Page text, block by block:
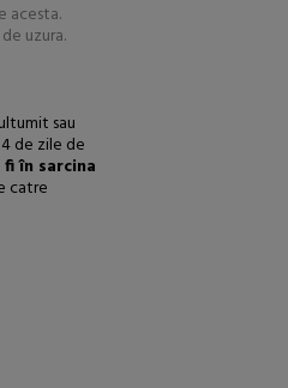
acesta.
uzura.
sau
de zile de
în sarcina
catre